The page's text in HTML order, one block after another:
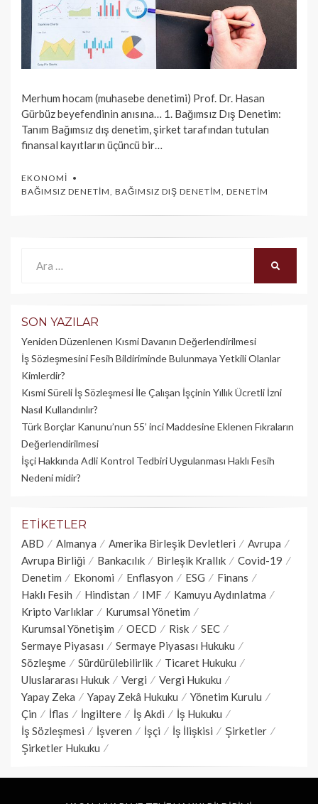
Merhum hocam (muhasebe denetimi) Prof. Dr. Hasan
Gürbüz beyefendinin anısına… 1. Bağımsız Dış Denetim:
Tanım Bağımsız dış denetim, şirket tarafından tutulan
finansal kayıtların üçüncü bir…
EKONOMI
BAĞIMSIZ DENETIM, BAĞIMSIZ DIŞ DENETIM, DENETIM
SON YAZILAR
Yeniden Düzenlenen Kısmi Davanın Değerlendirilmesi
İş Sözleşmesini Fesih Bildiriminde Bulunmaya Yetkili Olanlar
Kimlerdir?
Kısmi Süreli İş Sözleşmesi İle Çalışan İşçinin Yıllık Üc­retli İzni
Nasıl Kullandırılır?
Türk Borçlar Kanunu’nun 55’ inci Maddesine Eklenen Fıkraların
Değerlendirilmesi
İşçi Hakkında Adli Kontrol Tedbiri Uygulanması Haklı Fesih
Nedeni midir?
ETIKETLER
ABD Almanya Amerika Birleşik Devletleri
Avrupa
Avrupa Birliği
Bankacılık Birleşik Krallık
Covid-19
Denetim
Ekonomi Enflasyon ESG
Finans
Haklı Fesih
Hindistan IMF
Kamuyu Aydınlatma
Kripto Varlıklar
Kurumsal Yönetim
Kurumsal Yönetişim
OECD Risk
SEC
Sermaye Piyasası
Sermaye Piyasası Hukuku
Sözleşme
Sürdürülebilirlik
Ticaret Hukuku
Uluslararası Hukuk
Vergi
Vergi Hukuku
Yapay Zeka
Yapay Zekâ Hukuku
Yönetim Kurulu
Çin
İflas İngiltere İş Akdi
İş Hukuku
İş Sözleşmesi
İşveren İşçi İş İlişkisi
Şirketler
Şirketler Hukuku